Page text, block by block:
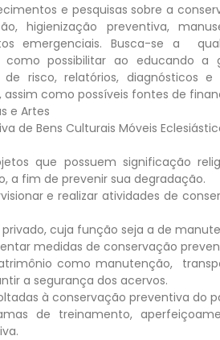
e pesquisas sobre a
higienização preventiva,
emergenciais. Busca-se a
possibilitar ao educando a
risco, relatórios, diagnósticos
como possíveis fontes de
e Artes
de Bens Culturais Móveis
que possuem significação
a fim de prevenir sua degradação.
e realizar atividades de
cuja função seja a de
medidas de conservação
como manutenção,
a segurança dos acervos.
à conservação preventiva do
de treinamento,